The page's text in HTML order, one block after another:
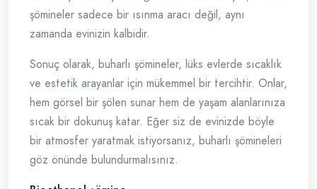
şömineler sadece bir ısınma aracı değil, aynı
zamanda evinizin kalbidir.
Sonuç olarak, buharlı şömineler, lüks evlerde sıcaklık
ve estetik arayanlar için mükemmel bir tercihtir. Onlar,
hem görsel bir şölen sunar hem de yaşam alanlarınıza
sıcak bir dokunuş katar. Eğer siz de evinizde böyle
bir atmosfer yaratmak istiyorsanız, buharlı şömineleri
göz önünde bulundurmalısınız.